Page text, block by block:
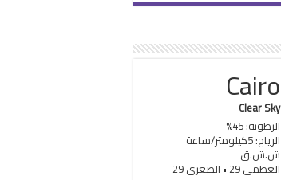
Cairo
Clear Sky
الرطوبة: 45%
الرياح: 5كيلومتر/ساعة
ش.ش.ق‎
العظمى 29 • الصغرى 29